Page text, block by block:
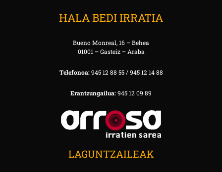
HALA BEDI IRRATIA
Bueno Monreal, 16 – Behea
01001 – Gasteiz – Araba
Telefonoa:945 12 88 55 / 945 12 14 88
Erantzungailua:945 12 09 89
LAGUNTZAILEAK